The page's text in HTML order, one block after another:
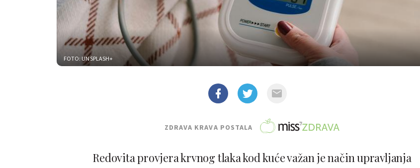
FOTO: UNSPLASH+
ZDRAVA KRAVA POSTALA
Redovita provjera krvnog tlaka kod kuće važan je način upravljanja